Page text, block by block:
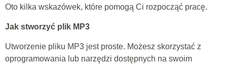
Oto kilka wskazówek, które pomogą Ci rozpocząć pracę.
Jak stworzyć plik MP3
Utworzenie pliku MP3 jest proste. Możesz skorzystać z
oprogramowania lub narzędzi dostępnych na swoim